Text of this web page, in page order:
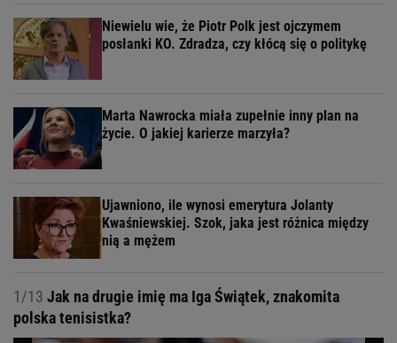
Niewielu wie, że Piotr Polk jest ojczymem
posłanki KO. Zdradza, czy kłócą się o politykę
Marta Nawrocka miała zupełnie inny plan na
życie. O jakiej karierze marzyła?
Ujawniono, ile wynosi emerytura Jolanty
Kwaśniewskiej. Szok, jaka jest różnica między
nią a mężem
1/13 Jak na drugie imię ma Iga Świątek, znakomita
polska tenisistka?